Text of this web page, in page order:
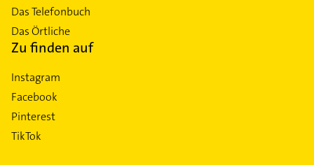
Das Telefonbuch
Das Örtliche
Zu finden auf
Instagram
Facebook
Pinterest
TikTok